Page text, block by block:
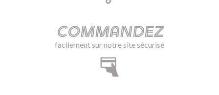
Commandez
facilement sur notre site sécurisé